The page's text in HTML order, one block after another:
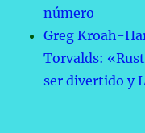
número
Greg Kroah-
Torvalds:
ser divertido y